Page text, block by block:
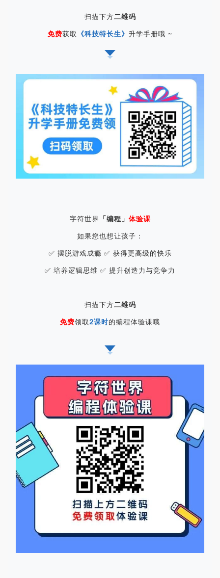
扫描下方二维码
免费获取 《科技特长生》 升学手册哦 ~
字符世界 「编程」 体验课
如果您也想让孩子：
✅ 摆脱游戏成瘾 ✅ 获得更高级的快乐
✅ 培养逻辑思维 ✅ 提升创造力与竞争力
扫描下方二维码
免费领取2课时的编程体验课哦